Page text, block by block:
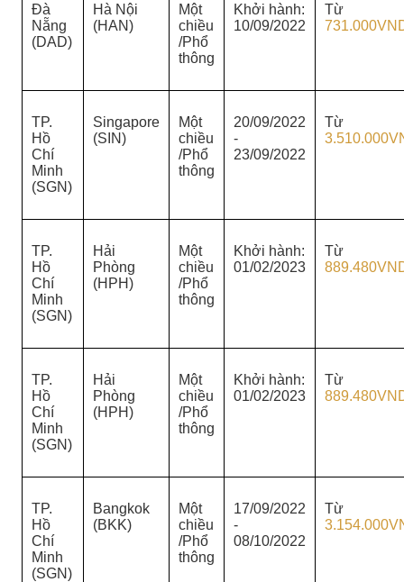
Đà
Nẵng
(DAD)
Hà Nội
(HAN)
Một
chiều
/Phổ
thông
Khởi hành:
10/09/2022
Từ
TP.
Hồ
Chí
Minh
(SGN)
Singapore
(SIN)
Một
chiều
/Phổ
thông
20/09/2022
-
23/09/2022
Từ
TP.
Hồ
Chí
Minh
(SGN)
Hải
Phòng
(HPH)
Một
chiều
/Phổ
thông
Khởi hành:
01/02/2023
Từ
TP.
Hồ
Chí
Minh
(SGN)
Hải
Phòng
(HPH)
Một
chiều
/Phổ
thông
Khởi hành:
01/02/2023
Từ
TP.
Hồ
Chí
Minh
(SGN)
Bangkok
(BKK)
Một
chiều
/Phổ
thông
17/09/2022
-
08/10/2022
Từ